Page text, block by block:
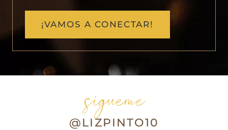
¡VAMOS A CONECTAR!
sígueme
@LIZPINTO10